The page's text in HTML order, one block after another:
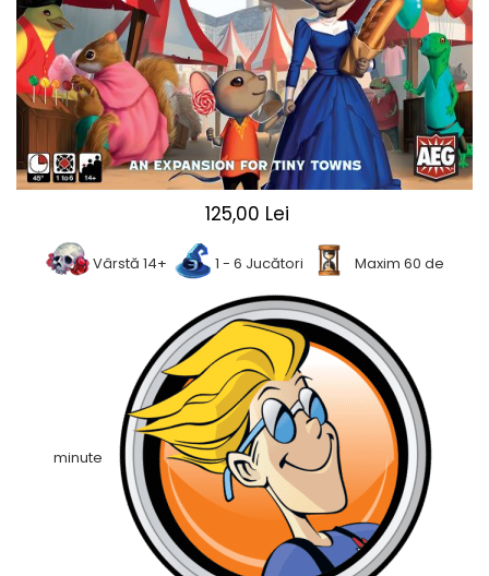
2 - 4 jucători
5 - 6 jucători
7+ jucători
Categoriile Noastre
Premiate internațional
Colecția personală
Ușor de invățat
Ușor de transportat
Cele mai vândute
Tematică
125,00 Lei
Vârstă 14+ 1 - 6 Jucători Maxim 60 de
minute